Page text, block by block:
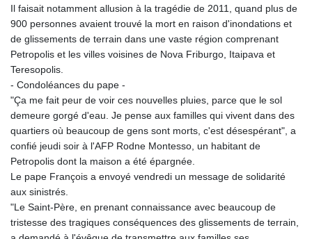
MNT 4157.293457
MOP 9.314584
MRU 46.338424
MUR 54.419742
MXN 19.812061
MYR 4.728715
MZN 73.882892
NAD 18.726567
NGN 1577.963717
NIO 42.419473
NPR 175.501819
NZD 1.966719
Il faisait notamment allusion à la tragédie de 2011, quand plus de
900 personnes avaient trouvé la mort en raison d'inondations et
de glissements de terrain dans une vaste région comprenant
Petropolis et les villes voisines de Nova Friburgo, Itaipava et
Teresopolis.
- Condoléances du pape -
"Ça me fait peur de voir ces nouvelles pluies, parce que le sol
demeure gorgé d'eau. Je pense aux familles qui vivent dans des
quartiers où beaucoup de gens sont morts, c'est désespérant", a
confié jeudi soir à l'AFP Rodne Montesso, un habitant de
Petropolis dont la maison a été épargnée.
Le pape François a envoyé vendredi un message de solidarité
aux sinistrés.
"Le Saint-Père, en prenant connaissance avec beaucoup de
tristesse des tragiques conséquences des glissements de terrain,